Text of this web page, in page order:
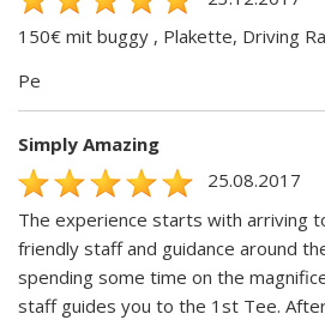
150€ mit buggy , Plakette, Driving
Pe
Simply Amazing
25.08.2017
The experience starts with arriving
friendly staff and guidance around
spending some time on the
staff guides you to the 1st Tee.